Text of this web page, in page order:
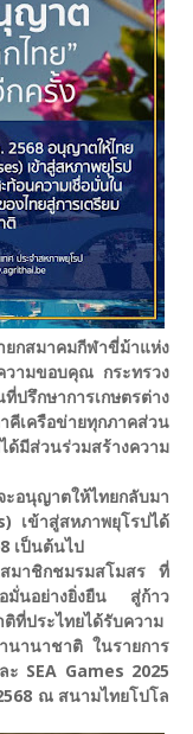
มาคมกีฬาขี่ม้าแห่ง
วามขอบคุณ กระทรวง
รึกษาการเกษตรต่าง
ครือข่ายทุกภาคส่วน
มีส่วนร่วมสร้างความ
ะอนุญาตให้ไทยกลับมา
เข้าสู่สหภาพยุโรปได้
เป็นต้นไป
มาชิกชมรมสโมสร ที่
อมั่นอย่างยิ่งยืน สู่ก้าว
ที่ประไทยได้รับความ
นานาชาติ ในรายการ
SEA Games 2025
ณ สนามไทยโปโล